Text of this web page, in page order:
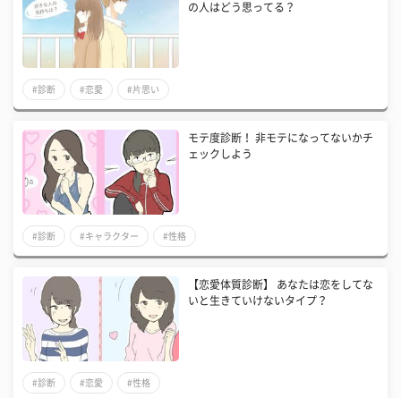
の人はどう思ってる？
#診断 #恋愛 #片思い
モテ度診断！ 非モテになってないかチ
ェックしよう
#診断 #キャラクター #性格
【恋愛体質診断】 あなたは恋をしてな
いと生きていけないタイプ？
#診断 #恋愛 #性格